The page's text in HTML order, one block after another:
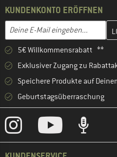
KUNDENKONTO ERÖFFNEN
E-Mail-Adresse
Gib hier deine E-Mail-Adresse
5€ Willkommensrabatt **
Exklusiver Zugang zu
Speichere Produkte auf
Geburtstagsüberraschung